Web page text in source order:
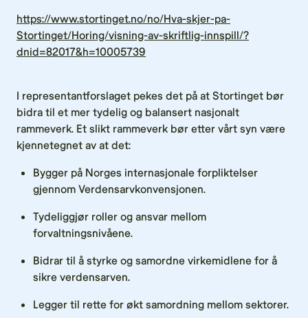
https://www.stortinget.no/no/Hva-skjer-pa-
Stortinget/Horing/visning-av-skriftlig-innspill/?
dnid=82017&h=10005739
I representantforslaget pekes det på at Stortinget bør
bidra til et mer tydelig og balansert nasjonalt
rammeverk. Et slikt rammeverk bør etter vårt syn være
kjennetegnet av at det:
Bygger på Norges internasjonale forpliktelser
gjennom Verdensarvkonvensjonen.
Tydeliggjør roller og ansvar mellom
forvaltningsnivåene.
Bidrar til å styrke og samordne virkemidlene for å
sikre verdensarven.
Legger til rette for økt samordning mellom sektorer.